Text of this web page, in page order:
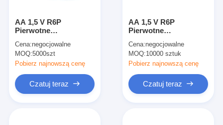
AA 1,5 V R6P
Pierwotne
litowe Zn-Mn
Cena:negocjowalne
MOQ:5000szt
Pobierz najnowszą cenę
Czatuj teraz
AA 1,5 V R6P
Pierwotne
litowe Zn-Mn
Cena:negocjowalne
MOQ:10000 sztuk
Pobierz najnowszą cenę
Czatuj teraz